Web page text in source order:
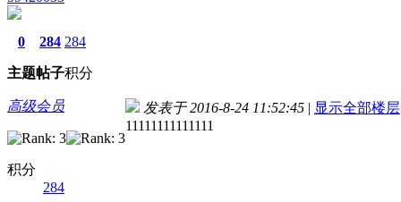
0
主题
284
帖子
284
积分
高级会员
积分
284
发表于 2016-8-24 11:52:45 | 显示全部楼层
11111111111111